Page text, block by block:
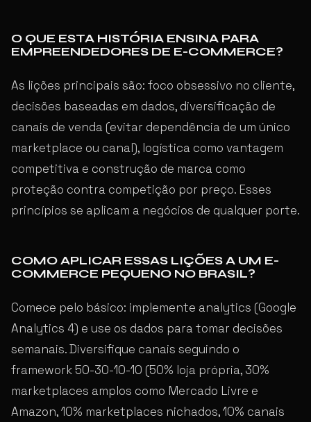
O QUE ESTA HISTÓRIA ENSINA PARA
EMPREENDEDORES DE E-COMMERCE?
As lições principais são: foco obsessivo no cliente,
decisões baseadas em dados, diversificação de
canais de venda (evitar dependência de um único
marketplace ou canal), logística como vantagem
competitiva e construção de marca como
proteção contra competição por preço. Esses
princípios se aplicam a negócios de qualquer porte.
COMO APLICAR ESSAS LIÇÕES A UM E-
COMMERCE PEQUENO NO BRASIL?
Comece pelo básico: implemente analytics (Google
Analytics 4) e use os dados para tomar decisões
semanais. Diversifique canais seguindo o
framework 50-30-10-10 (50% loja própria, 30%
marketplaces amplos como Mercado Livre e
Amazon, 10% marketplaces nichados, 10% canais